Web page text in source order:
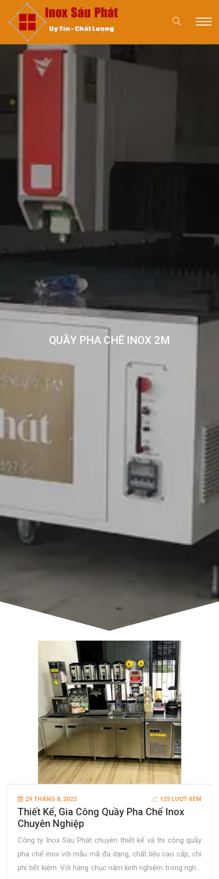
QUẦY PHA CHẾ INOX 2M
29 THÁNG 8, 2022 125 LƯỢT XEM
Thiết Kế, Gia Công Quầy Pha Chế Inox
Chuyên Nghiệp
Công ty Inox Sáu Phát chuyên thiết kế và thi công quầy
pha chế inox với mẫu mã đa dạng, chất liệu cao cấp, chi
phí tiết kiệm. Với hàng chục năm kinh nghiệm trong nghề,